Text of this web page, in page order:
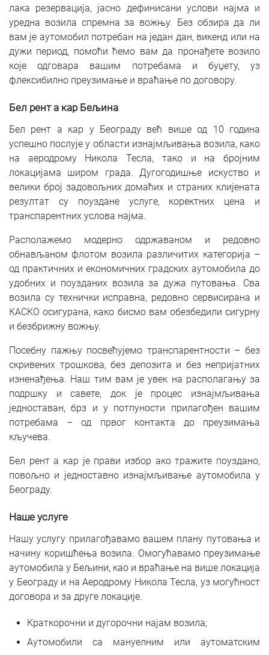
лака резервација, јасно дефинисани услови најма и
уредна возила спремна за вожњу. Без обзира да ли
вам је аутомобил потребан на један дан, викенд или на
дужи период, помоћи ћемо вам да пронађете возило
које одговара вашим потребама и буџету, уз
флексибилно преузимање и враћање по договору.
Бел рент а кар Бељина
Бел рент а кар у Београду већ више од 10 година
успешно послује у области изнајмљивања возила, како
на аеродрому Никола Тесла, тако и на бројним
локацијама широм града. Дугогодишње искуство и
велики број задовољних домаћих и страних клијената
резултат су поуздане услуге, коректних цена и
транспарентних услова најма.
Располажемо модерно одржаваном и редовно
обнављаном флотом возила различитих категорија –
од практичних и економичних градских аутомобила до
удобних и поузданих возила за дужа путовања. Сва
возила су технички исправна, редовно сервисирана и
КАСКО осигурана, како бисмо вам обезбедили сигурну
и безбрижну вожњу.
Посебну пажњу посвећујемо транспарентности – без
скривених трошкова, без депозита и без непријатних
изненађења. Наш тим вам је увек на располагању за
подршку и савете, док је процес изнајмљивања
једноставан, брз и у потпуности прилагођен вашим
потребама – од првог контакта до преузимања
кључева.
Бел рент а кар је прави избор ако тражите поуздано,
повољно и једноставно изнајмљивање аутомобила у
Београду.
Наше услуге
Нашу услугу прилагођавамо вашем плану путовања и
начину коришћења возила. Омогућавамо преузимање
аутомобила у Бељини, као и враћање на више локација
у Београду и на Аеродрому Никола Тесла, уз могућност
договора и за друге локације.
Краткорочни и дугорочни најам возила;
Аутомобили са мануелним или аутоматским